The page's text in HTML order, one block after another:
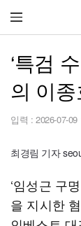
‘특검
의 이
입력 : 2026-07-09
최경림 기자
‘임성근 구
을 지시한